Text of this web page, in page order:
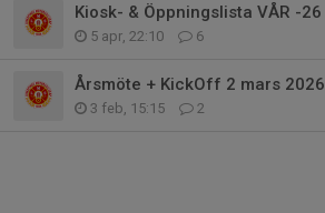
Kiosk- & Öppningslista VÅR -26
5 apr, 22:10 6
Årsmöte + KickOff 2 mars 2026
3 feb, 15:15 2